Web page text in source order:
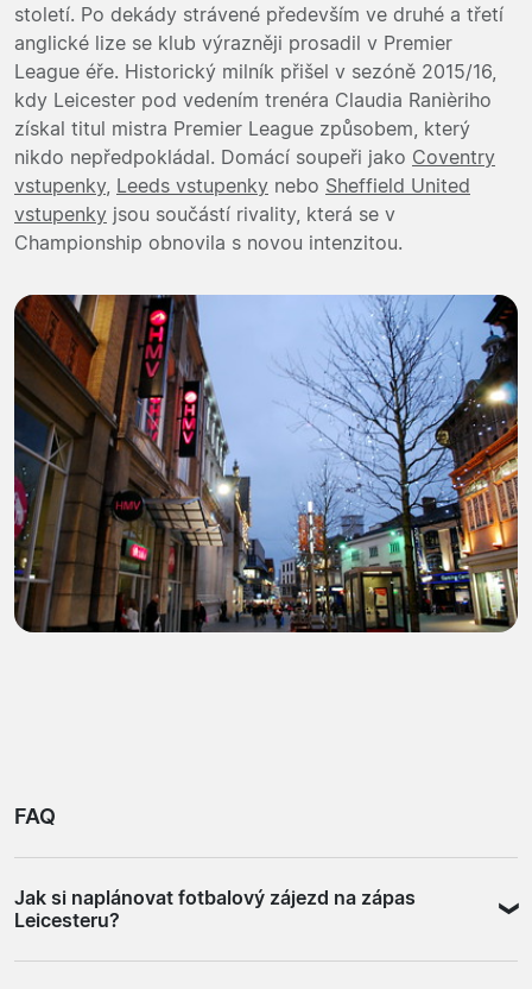
století. Po dekády strávené především ve druhé a třetí
anglické lize se klub výrazněji prosadil v Premier
League éře. Historický milník přišel v sezóně 2015/16,
kdy Leicester pod vedením trenéra Claudia Ranièriho
získal titul mistra Premier League způsobem, který
nikdo nepředpokládal. Domácí soupeři jako Coventry
vstupenky, Leeds vstupenky nebo Sheffield United
vstupenky jsou součástí rivality, která se v
Championship obnovila s novou intenzitou.
FAQ
Jak si naplánovat fotbalový zájezd na zápas
Leicesteru?